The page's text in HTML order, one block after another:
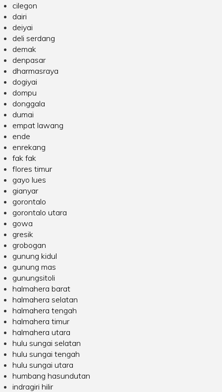
cilegon
dairi
deiyai
deli serdang
demak
denpasar
dharmasraya
dogiyai
dompu
donggala
dumai
empat lawang
ende
enrekang
fak fak
flores timur
gayo lues
gianyar
gorontalo
gorontalo utara
gowa
gresik
grobogan
gunung kidul
gunung mas
gunungsitoli
halmahera barat
halmahera selatan
halmahera tengah
halmahera timur
halmahera utara
hulu sungai selatan
hulu sungai tengah
hulu sungai utara
humbang hasundutan
indragiri hilir